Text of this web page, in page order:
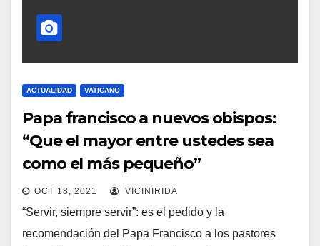
ACTUALIDAD VATICANO
Papa francisco a nuevos obispos:
“Que el mayor entre ustedes sea
como el más pequeño”
OCT 18, 2021 VICINIRIDA
“Servir, siempre servir”: es el pedido y la
recomendación del Papa Francisco a los pastores